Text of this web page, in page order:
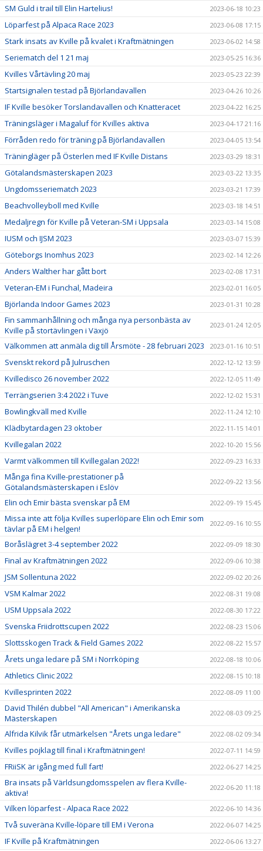
SM Guld i trail till Elin Hartelius! 2023-06-18 10:23
Löparfest på Alpaca Race 2023 2023-06-08 17:15
Stark insats av Kville på kvalet i Kraftmätningen 2023-06-02 14:58
Seriematch del 1 21 maj 2023-05-25 16:36
Kvilles Vårtävling 20 maj 2023-05-23 22:39
Startsignalen testad på Björlandavallen 2023-04-26 10:26
IF Kville besöker Torslandavallen och Knatteracet 2023-04-22 16:25
Träningsläger i Magaluf för Kvilles aktiva 2023-04-17 21:16
Förråden redo för träning på Björlandavallen 2023-04-05 13:54
Träningläger på Österlen med IF Kville Distans 2023-03-29 18:31
Götalandsmästerskapen 2023 2023-03-22 13:35
Ungdomsseriematch 2023 2023-03-21 17:39
Beachvolleyboll med Kville 2023-03-18 14:51
Medaljregn för Kville på Veteran-SM i Uppsala 2023-03-14 15:08
IUSM och IJSM 2023 2023-03-07 15:39
Göteborgs Inomhus 2023 2023-02-14 12:26
Anders Walther har gått bort 2023-02-08 17:31
Veteran-EM i Funchal, Madeira 2023-02-01 16:05
Björlanda Indoor Games 2023 2023-01-31 10:28
Fin sammanhållning och många nya personbästa av
Kville på stortävlingen i Växjö
2023-01-24 12:05
Välkommen att anmäla dig till Årsmöte - 28 februari 2023 2023-01-16 10:51
Svenskt rekord på Julruschen 2022-12-12 13:59
Kvilledisco 26 november 2022 2022-12-05 11:49
Terrängserien 3:4 2022 i Tuve 2022-12-02 15:31
Bowlingkväll med Kville 2022-11-24 12:10
Klädbytardagen 23 oktober 2022-11-15 14:01
Kvillegalan 2022 2022-10-20 15:56
Varmt välkommen till Kvillegalan 2022! 2022-09-23 16:33
Många fina Kville-prestationer på
Götalandsmästerskapen i Eslöv
2022-09-22 13:56
Elin och Emir bästa svenskar på EM 2022-09-19 15:45
Missa inte att följa Kvilles superlöpare Elin och Emir som
tävlar på EM i helgen!
2022-09-16 10:55
Boråslägret 3-4 september 2022 2022-09-09 18:30
Final av Kraftmätningen 2022 2022-09-06 10:38
JSM Sollentuna 2022 2022-09-02 20:26
VSM Kalmar 2022 2022-08-31 19:08
USM Uppsala 2022 2022-08-30 17:22
Svenska Friidrottscupen 2022 2022-08-23 15:06
Slottsskogen Track & Field Games 2022 2022-08-22 15:57
Årets unga ledare på SM i Norrköping 2022-08-18 10:06
Athletics Clinic 2022 2022-08-15 10:18
Kvillesprinten 2022 2022-08-09 11:00
David Thilén dubbel "All American" i Amerikanska
Mästerskapen
2022-08-03 09:25
Alfrida Kilvik får utmärkelsen "Årets unga ledare" 2022-08-02 09:34
Kvilles pojklag till final i Kraftmätningen! 2022-07-11 14:59
FRiiSK är igång med full fart! 2022-06-27 14:25
Bra insats på Världsungdomsspelen av flera Kville-
aktiva!
2022-06-20 11:18
Vilken löparfest - Alpaca Race 2022 2022-06-10 14:36
Två suveräna Kville-löpare till EM i Verona 2022-06-07 14:25
IF Kville på Kraftmätningen 2022-06-06 13:27